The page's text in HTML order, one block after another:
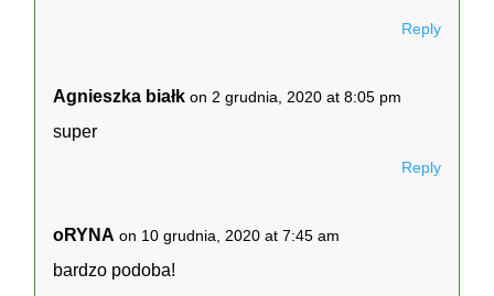
Reply
Agnieszka białk on 2 grudnia, 2020 at 8:05 pm
super
Reply
oRYNA on 10 grudnia, 2020 at 7:45 am
bardzo podoba!